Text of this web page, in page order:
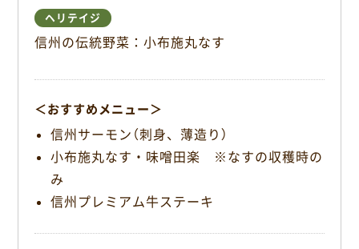
ヘリテイジ
信州の伝統野菜：小布施丸なす
＜おすすめメニュー＞
信州サーモン（刺身、薄造り）
小布施丸なす・味噌田楽 ※なすの収穫時の
み
信州プレミアム牛ステーキ